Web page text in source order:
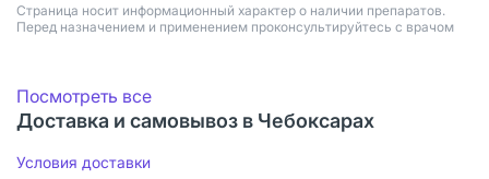
Страница носит информационный характер о наличии препаратов.
Перед назначением и применением проконсультируйтесь с врачом
Посмотреть все
Доставка и самовывоз в Чебоксарах
Условия доставки